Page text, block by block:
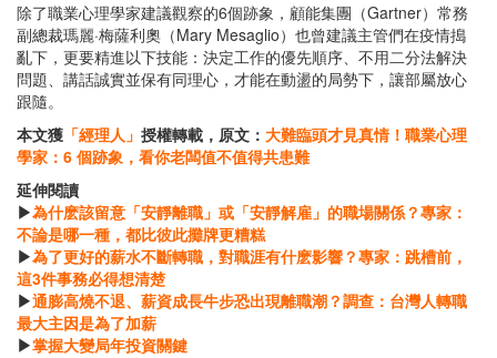
除了職業心理學家建議觀察的6個跡象，顧能集團（Gartner）常務
副總裁瑪麗·梅薩利奧（Mary Mesaglio）也曾建議主管們在疫情搗
亂下，更要精進以下技能：決定工作的優先順序、不用二分法解決
問題、講話誠實並保有同理心，才能在動盪的局勢下，讓部屬放心
跟隨。
本文獲 「經理人」 授權轉載，原文： 大難臨頭才見真情！職業心理
學家：6 個跡象，看你老闆值不值得共患難
延伸閱讀
▶為什麽該留意「安靜離職」或「安靜解雇」的職場關係？專家：
不論是哪一種，都比彼此攤牌更糟糕
▶為了更好的薪水不斷轉職，對職涯有什麽影響？專家：跳槽前，
這3件事務必得想清楚
▶通膨高燒不退、薪資成長牛步恐出現離職潮？調查：台灣人轉職
最大主因是為了加薪
▶掌握大變局年投資關鍵